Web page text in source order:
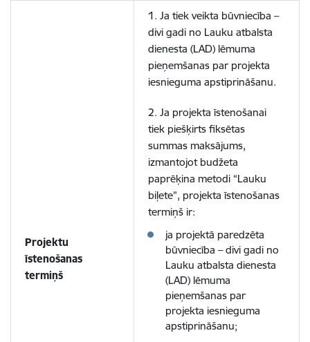
Projektu
īstenošanas
termiņš
1. Ja tiek veikta būvniecība –
divi gadi no Lauku atbalsta
dienesta (LAD) lēmuma
pieņemšanas par projekta
iesnieguma apstiprināšanu.
2. Ja projekta īstenošanai
tiek piešķirts fiksētas
summas maksājums,
izmantojot budžeta
paprēķina metodi “Lauku
biļete”, projekta īstenošanas
termiņš ir:
ja projektā paredzēta
būvniecība – divi gadi no
Lauku atbalsta dienesta
(LAD) lēmuma
pieņemšanas par
projekta iesnieguma
apstiprināšanu;